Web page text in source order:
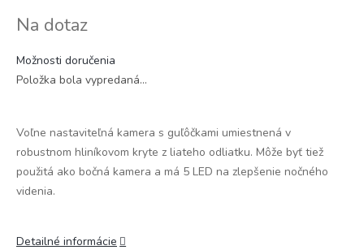
cena:
Na dotaz
Možnosti doručenia
Položka bola vypredaná…
Voľne nastaviteľná kamera s guľôčkami umiestnená v
robustnom hliníkovom kryte z liateho odliatku. Môže byť tiež
použitá ako bočná kamera a má 5 LED na zlepšenie nočného
videnia.
Detailné informácie